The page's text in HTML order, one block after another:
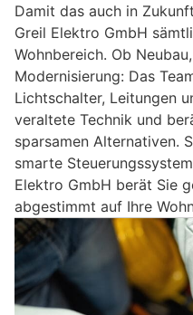
Damit das auch in
Greil Elektro GmbH
Wohnbereich. Ob
Modernisierung: Das
Lichtschalter, Leitungen
veraltete Technik und
sparsamen Alternativen.
smarte
Elektro GmbH berät Sie
abgestimmt auf Ihre